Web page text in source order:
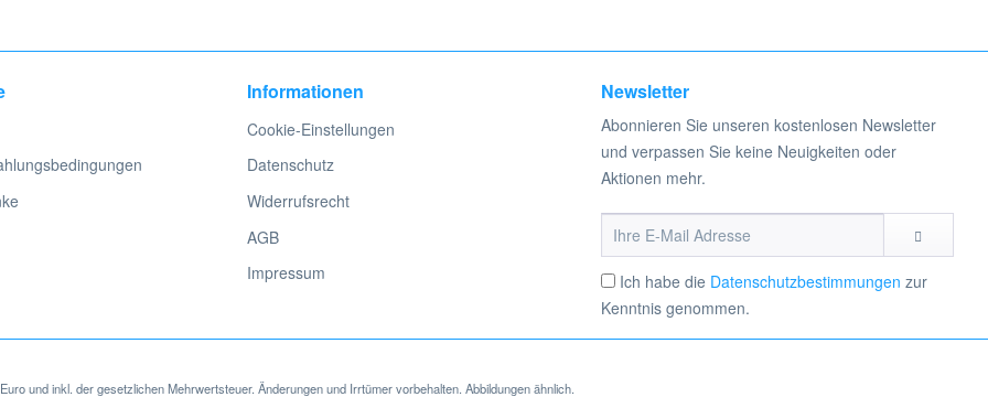
Informationen
Cookie-Einstellungen
Datenschutz
Widerrufsrecht
AGB
Impressum
Newsletter
Abonnieren Sie unseren kostenlosen Newsletter
und verpassen Sie keine Neuigkeiten oder
Aktionen mehr.
Ich habe die Datenschutzbestimmungen zur
Kenntnis genommen.
und inkl. der gesetzlichen Mehrwertsteuer. Änderungen und Irrtümer vorbehalten. Abbildungen ähnlich.